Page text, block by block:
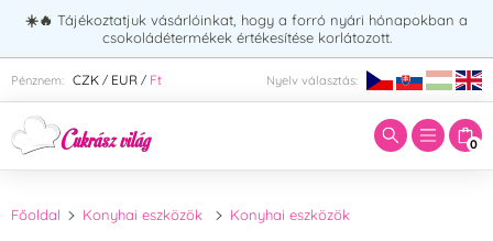
☀️🔥 Tájékoztatjuk vásárlóinkat, hogy a forró nyári hónapokban a
csokoládétermékek értékesítése korlátozott.
Pénznem: CZK / EUR / Ft Nyelv választás:
0
Adja meg a keresett kifejezést:
Főoldal Konyhai eszközök Konyhai eszközök